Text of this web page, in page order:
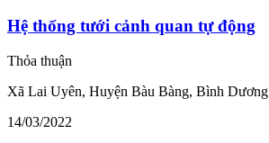
Hệ thống tưới cảnh quan tự động
Thỏa thuận
Xã Lai Uyên, Huyện Bàu Bàng, Bình Dương
14/03/2022